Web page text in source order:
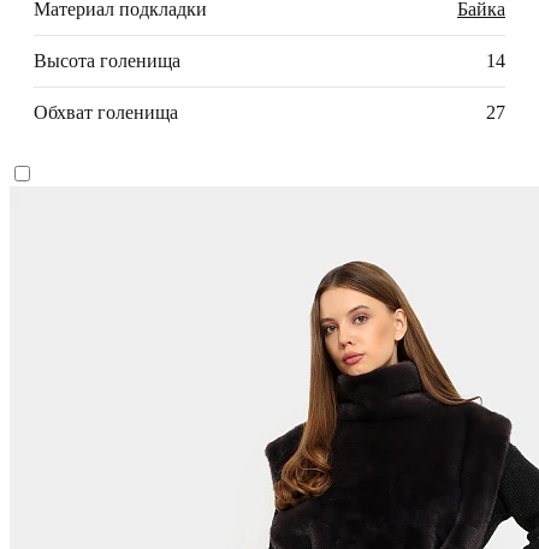
Материал подкладки Байка
Высота голенища 14
Обхват голенища 27